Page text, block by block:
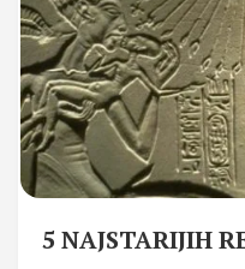
5 NAJSTARIJIH